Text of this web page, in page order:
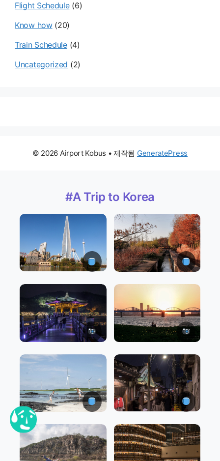
Flight Schedule(6)
Know how(20)
Train Schedule(4)
Uncategorized (2)
© 2026 Airport Kobus • 제작됨 GeneratePress
#A Trip to Korea